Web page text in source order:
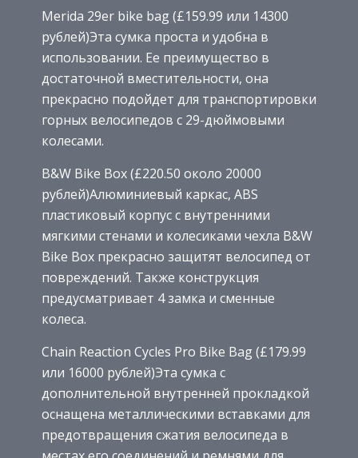
Merida 29er bike bag (£159.99 или 14300
рублей)Эта сумка проста и удобна в
использовании. Ее преимущество в
достаточной вместительности, она
прекрасно подойдет для транспортировки
горных велосипедов с 29-дюймовыми
колесами.
B&W Bike Box (£220.50 около 20000
рублей)Алюминиевый каркас, ABS
пластиковый корпус с внутренними
мягкими стенами и колесиками чехла B&W
Bike Box прекрасно защитят велосипед от
повреждений. Также конструкция
предусматривает 4 замка и сменные
колеса.
Chain Reaction Cycles Pro Bike Bag (£179.99
или 16000 рублей)Эта сумка с
дополнительной внутренней прокладкой
оснащена металлическими вставками для
предотвращения сжатия велосипеда в